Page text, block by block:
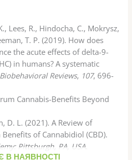
Lees, R., Hindocha, C., Mokrysz,
T. P. (2019). How does
the acute effects of delta-9-
in humans? A systematic
Reviews, 107, 696-
Cannabis-Benefits Beyond
D. L. (2021). A Review of
of Cannabidiol (CBD).
Pittsburgh, PA, USA
В НАЯВНОСТІ